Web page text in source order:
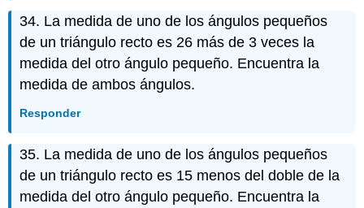
34. La medida de uno de los ángulos pequeños
de un triángulo recto es 26 más de 3 veces la
medida del otro ángulo pequeño. Encuentra la
medida de ambos ángulos.
Responder
35. La medida de uno de los ángulos pequeños
de un triángulo recto es 15 menos del doble de la
medida del otro ángulo pequeño. Encuentra la